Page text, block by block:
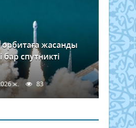
орбитаға жасанды
бар спутникті
ж. 83